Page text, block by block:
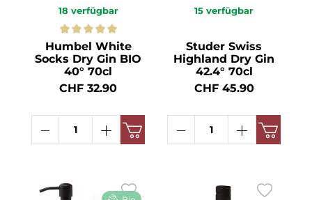
18 verfügbar
Humbel White
Socks Dry Gin BIO
40° 70cl
CHF 32.90
15 verfügbar
Studer Swiss
Highland Dry Gin
42.4° 70cl
CHF 45.90